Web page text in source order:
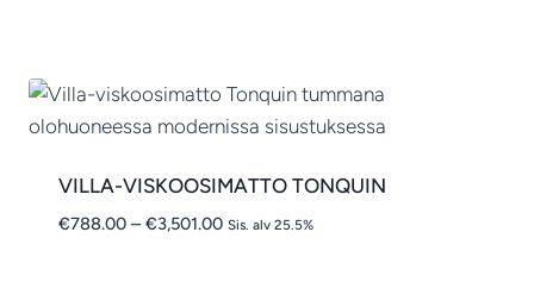
VILLA-VISKOOSIMATTO TONQUIN
€788.00 – €3,501.00Hintaluokka:
Sis. alv 25.5%